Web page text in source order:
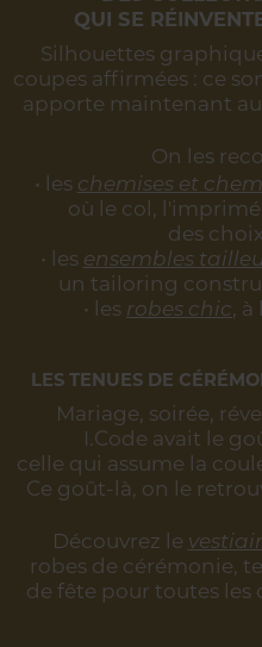
QUI SE
Silhouettes
coupes affirmées : ce
apporte maintenant au
On les
• les chemises et
où le col,
des
• les ensembles
un tailoring
• les robes chic,
LES TENUES DE
Mariage, soirée,
I.Code avait le
celle qui assume la
Ce goût-là, on le
Découvrez le
robes de cérémonie,
de fête pour toutes